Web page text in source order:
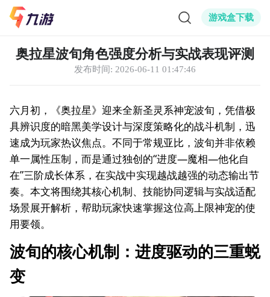
游戏盒下载
奥拉星波旬角色强度分析与实战表现评测
发布时间: 2026-06-11 01:47:46
六月初，《奥拉星》迎来全新圣灵系神宠波旬，凭借极
具辨识度的暗黑美学设计与深度策略化的战斗机制，迅
速成为玩家热议焦点。不同于常规亚比，波旬并非依赖
单一属性压制，而是通过独创的“进度—魔相—他化自
在”三阶成长体系，在实战中实现越战越强的动态输出节
奏。本文将围绕其核心机制、技能协同逻辑与实战适配
场景展开解析，帮助玩家快速掌握这位高上限神宠的使
用要领。
波旬的核心机制：进度驱动的三重蜕
变